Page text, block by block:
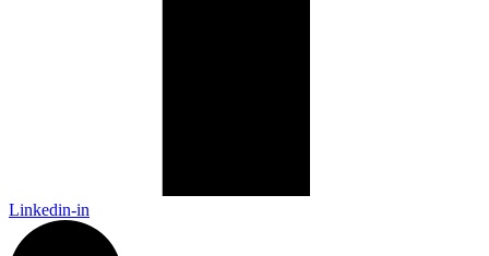
Linkedin-in